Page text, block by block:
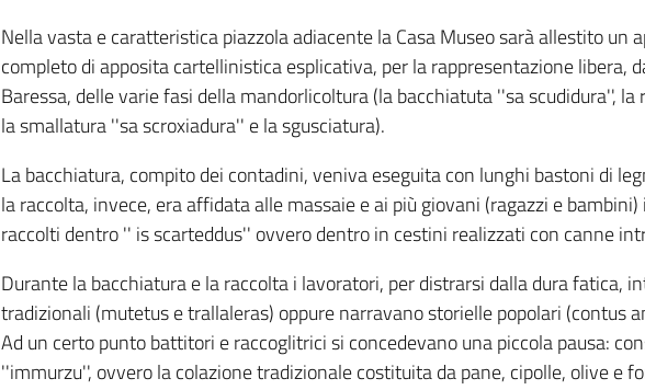
Nella vasta e caratteristica piazzola adiacente la Casa Museo sarà allestito un
completo di apposita cartellinistica esplicativa, per la rappresentazione libera,
Baressa, delle varie fasi della mandorlicoltura (la bacchiatuta ''sa scudidura'', la
la smallatura ''sa scroxiadura'' e la sgusciatura).
La bacchiatura, compito dei contadini, veniva eseguita con lunghi bastoni di
la raccolta, invece, era affidata alle massaie e ai più giovani (ragazzi e
raccolti dentro '' is scarteddus'' ovvero dentro in cestini realizzati con canne
Durante la bacchiatura e la raccolta i lavoratori, per distrarsi dalla dura fatica,
tradizionali (mutetus e trallaleras) oppure narravano storielle popolari (contus
Ad un certo punto battitori e raccoglitrici si concedevano una piccola pausa:
''immurzu'', ovvero la colazione tradizionale costituita da pane, cipolle, olive e